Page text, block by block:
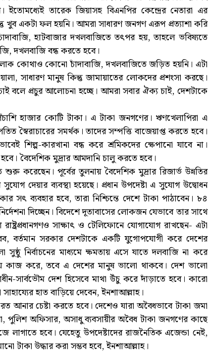
তারেক জিয়াসহ বিএনপির কেন্দ্রের নেতারা এর
খুব একটা ফল হয়নি। আমরা সাধারণ জনগণ এরূপ প্রত্যাশা করি
হাটবাজার দখলবাজিতে তৎপর হয়, তাহলে ভবিষ্যতে
দখলবাজি বন্ধ করতে হবে।
লোক কোথাও কোনো চাঁদাবাজি, দখলবাজিতে জড়িত হয়নি। এটা
সাধারণ মানুষ কিন্তু জামায়াতের লোকদের প্রশংসা করছে।
বলে প্রচুর আলোচনা হচ্ছে। আমরা সবার ঐক্য চাই, দেশটাকে
হাজার কোটি টাকা। এ টাকা জনগণের। ঋণখেলাপিরা এ
স্বৈরাচারের সমর্থক। তাদের সম্পত্তি বাজেয়াপ্ত করতে হবে।
শিল্প-কারখানা বন্ধ করে শ্রমিকদের ক্ষেপানো যাবে না।
বৈদেশিক মুদ্রার আমদানি চালু করতে হবে।
করেছেন। পূর্বের তুলনায় বৈদেশিক মুদ্রার রিজার্ভ উন্নতির
দেয়ার ব্যবস্থা হয়েছে। প্রধান উপদেষ্টা এ সুযোগ উদ্বোধন
সৎ ব্যবহার হবে, তারা নিশ্চিন্তে দেশে টাকা পাঠাবেন। ৮৪
দিচ্ছেন। বিদেশে দূতাবাসের লোকজন যেভাবে তার সাথে
সাক্ষাৎ ও টেলিফোনে যোগাযোগ রাখছেন- এটা
বর্তমান সরকার দেশটাকে একটি যুগোপযোগী করে দেশের
নির্বাচনের মাধ্যমে ক্ষমতায় এসে যাতে দলবাজি না করে
কাজ করে, তবে এ দেশের মানুষ ভালো থাকবে। দেশ ভালো
সার্বভৌম দেশ হিসেবে মাথা উঁচু করে দাঁড়াতে হবে। কারো
হাত বাড়িয়ে দেবেন, ইনশাআল্লাহ।
আনার চেষ্টা করতে হবে। দেশেও যারা অবৈধভাবে টাকা জমা
অফিসার, অসাধু ব্যবসায়ীর অবৈধ টাকা জনগণের কাছে
হবে। যেহেতু উপদেষ্টাদের রাজনৈতিক এজেন্ডা নেই,
টাকা উদ্ধার করা সম্ভব হবে, ইনশাআল্লাহ।